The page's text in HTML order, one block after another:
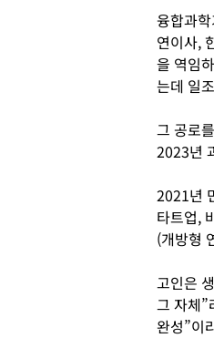
융합과
연이사,
을 역임
는데 일
그 공로
2023년
2021년
타트업,
(개방형
고인은
그 자체”
완성”이